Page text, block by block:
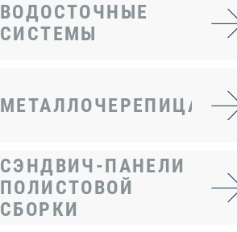
ВОДОСТОЧНЫЕ
СИСТЕМЫ
МЕТАЛЛОЧЕРЕПИЦА
СЭНДВИЧ-ПАНЕЛИ
ПОЛИСТОВОЙ
СБОРКИ